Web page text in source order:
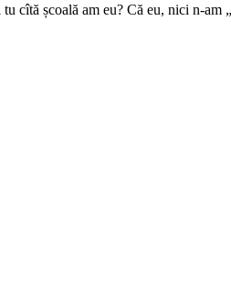
școală am eu? Că eu, nici n-am